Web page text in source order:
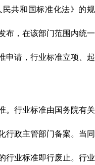
共和国标准化法》的规
布，在该部门范围内统一
申请，行业标准立项、起
。行业标准由国务院有关
行政主管部门备案。当同
行业标准即行废止。行业